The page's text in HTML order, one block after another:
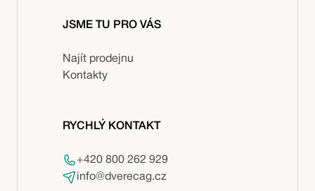
JSME TU PRO VÁS
Najít prodejnu
Kontakty
RYCHLÝ KONTAKT
+420 800 262 929
info@dverecag.cz